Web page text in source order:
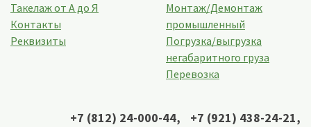
Такелаж от А до Я
Контакты
Реквизиты
Монтаж/Демонтаж
промышленный
Погрузка/выгрузка
негабаритного груза
Перевозка
+7 (812) 24-000-44, +7 (921) 438-24-21,